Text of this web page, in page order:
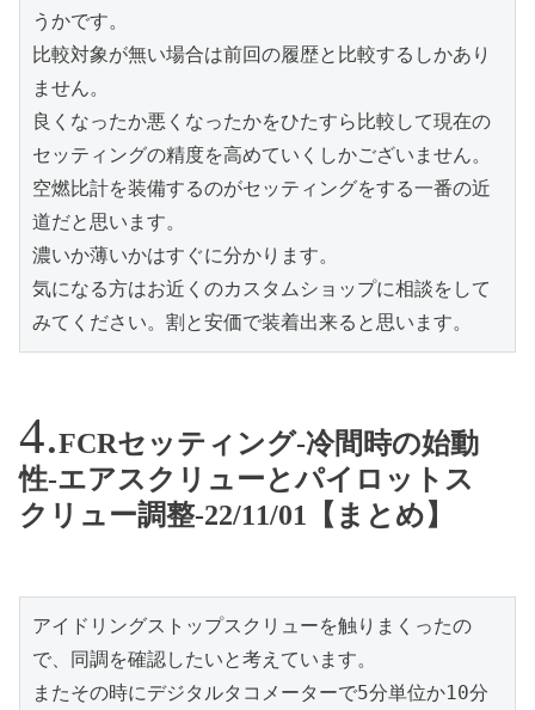
うかです。
比較対象が無い場合は前回の履歴と比較するしかあり
ません。
良くなったか悪くなったかをひたすら比較して現在の
セッティングの精度を高めていくしかございません。
空燃比計を装備するのがセッティングをする一番の近
道だと思います。
濃いか薄いかはすぐに分かります。
気になる方はお近くのカスタムショップに相談をして
みてください。割と安価で装着出来ると思います。
FCRセッティング-冷間時の始動
性-エアスクリューとパイロットス
クリュー調整-22/11/01【まとめ】
アイドリングストップスクリューを触りまくったの
で、同調を確認したいと考えています。
またその時にデジタルタコメーターで5分単位か10分